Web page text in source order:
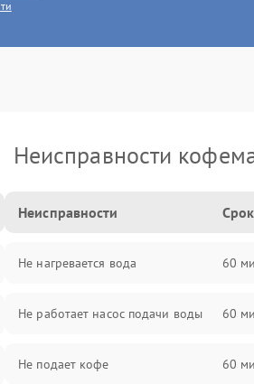
Неисправности
Неисправности Срок
Не нагревается вода 60
Не работает насос подачи воды 60
Не подает кофе 60